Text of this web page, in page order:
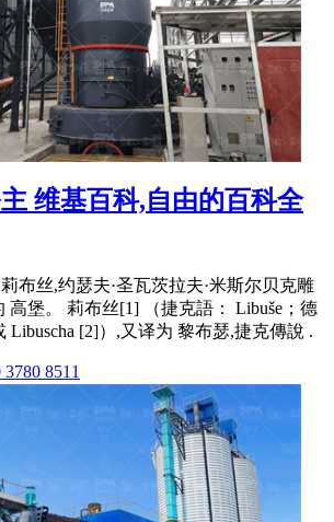
维基百科,自由的百科全
布丝,约瑟夫·圣瓦茨拉夫·米斯尔贝克雕
高堡。 莉布丝[1] （捷克語： Libuše；德
Libuscha [2]）,又译为 黎布瑟,捷克傳說 .
8511